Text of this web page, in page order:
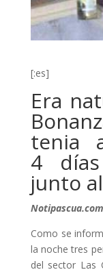
[:es]
Era
tenia
4
junto
Como se
la noche tres
del sector Las